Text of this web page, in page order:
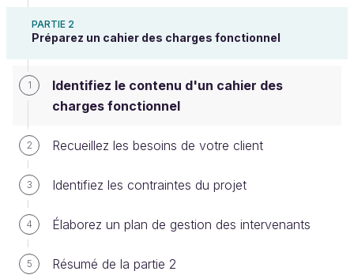
PARTIE 2
Préparez un cahier des charges fonctionnel
1
Identifiez le contenu d'un cahier des
charges fonctionnel
2 Recueillez les besoins de votre client
3 Identifiez les contraintes du projet
4 Élaborez un plan de gestion des intervenants
5 Résumé de la partie 2
cahier des charges fonctionnel bien
construit
Un cahier des charges fonctionnel bien construit
doit êtreconcis, simple,organiséet répondre au
critère agile dejuste assez
processus agile).
Un cahier des charges fonctionnel bien construit
aide :
l'équipe à produire un travail de meilleure
l'équipe à gagner du temps et de l'argent ;